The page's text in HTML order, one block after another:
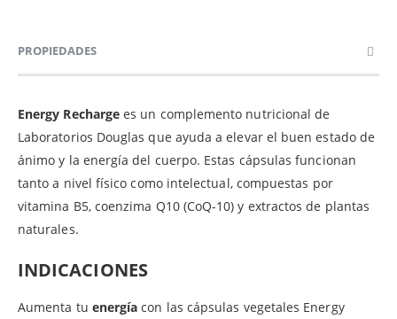
PROPIEDADES
Energy Rechargees un complemento nutricional de
Laboratorios Douglas que ayuda a elevar el buen estado de
ánimo y la energía del cuerpo. Estas cápsulas funcionan
tanto a nivel físico como intelectual, compuestas por
vitamina B5, coenzima Q10 (CoQ-10) y extractos de plantas
naturales.
INDICACIONES
Aumenta tu energía con las cápsulas vegetales Energy